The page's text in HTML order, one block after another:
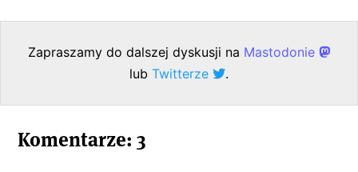
Zapraszamy do dalszej dyskusji na Mastodonie
lub Twitterze .
Komentarze: 3